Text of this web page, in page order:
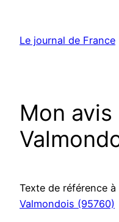
contenu
Le journal de France
Mon
Texte de référence
Valmondois (95760)